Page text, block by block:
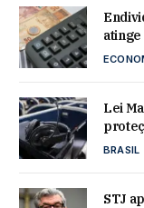
atinge
Lei
BRASIL
STJ